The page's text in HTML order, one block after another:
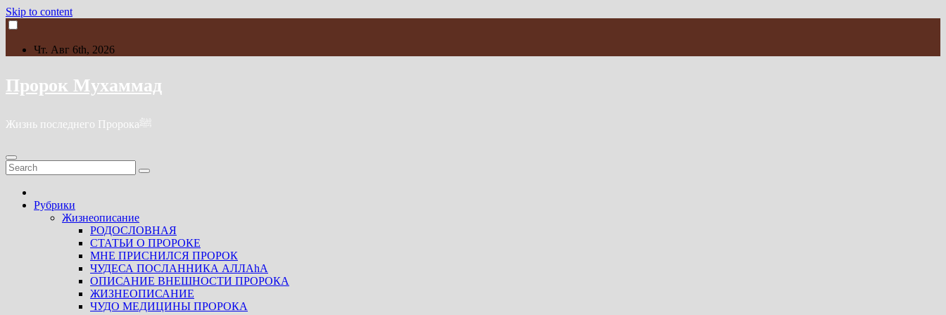
Skip to content
Чт. Авг 6th, 2026
Пророк Мухаммад
Жизнь последнего Пророкаﷺ
Рубрики
Жизнеописание
РОДОСЛОВНАЯ
СТАТЬИ О ПРОРОКЕ
МНЕ ПРИСНИЛСЯ ПРОРОК
ЧУДЕСА ПОСЛАННИКА АЛЛАhА
ОПИСАНИЕ ВНЕШНОСТИ ПРОРОКА
ЖИЗНЕОПИСАНИЕ
ЧУДО МЕДИЦИНЫ ПРОРОКА